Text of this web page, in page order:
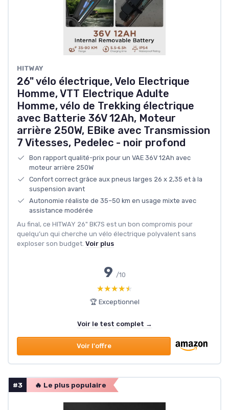
HITWAY
26" vélo électrique, Velo Electrique
Homme, VTT Electrique Adulte
Homme, vélo de Trekking électrique
avec Batterie 36V 12Ah, Moteur
arrière 250W, EBike avec Transmission
7 Vitesses, Pedelec - noir profond
Bon rapport qualité-prix pour un VAE 36V 12Ah avec
moteur arrière 250W
Confort correct grâce aux pneus larges 26 x 2,35 et à la
suspension avant
Autonomie réaliste de 35–50 km en usage mixte avec
assistance modérée
Au final, ce HITWAY 26" BK7S est un bon compromis pour
quelqu’un qui cherche un vélo électrique polyvalent sans
exploser son budget. Voir plus
9 /10
★★★★★
★★★★★
🏆 Exceptionnel
Voir le test complet →
Voir l'offre
#3 🔥 Le plus populaire